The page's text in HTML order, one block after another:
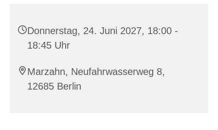
Donnerstag, 24. Juni 2027, 18:00 -
18:45 Uhr
Marzahn, Neufahrwasserweg 8,
12685 Berlin